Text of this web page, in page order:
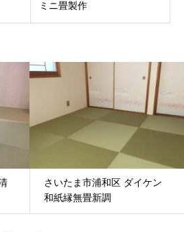
ミニ畳製作
さいたま市浦和区 ダイケン
和紙縁無畳新調